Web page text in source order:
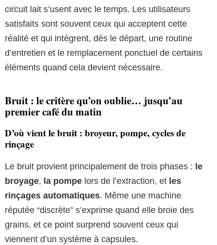
circuit lait s’usent avec le temps. Les utilisateurs
satisfaits sont souvent ceux qui acceptent cette
réalité et qui intègrent, dès le départ, une routine
d’entretien et le remplacement ponctuel de certains
éléments quand cela devient nécessaire.
Bruit : le critère qu’on oublie… jusqu’au
premier café du matin
D’où vient le bruit : broyeur, pompe, cycles de
rinçage
Le bruit provient principalement de trois phases : le
broyage, la pompe lors de l’extraction, et les
rinçages automatiques. Même une machine
réputée “discrète” s’exprime quand elle broie des
grains, et ce point surprend souvent ceux qui
viennent d’un système à capsules.